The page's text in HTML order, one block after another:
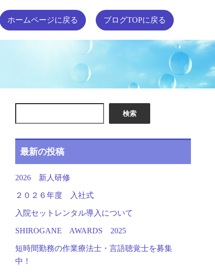
ホームページに戻る ブログTOPに戻る
検索
最新の投稿
2026 新人研修
２０２６年度 入社式
入院セットレンタル導入について
SHIROGANE AWARDS 2025
短時間勤務の作業療法士・言語聴覚士を募集
中！